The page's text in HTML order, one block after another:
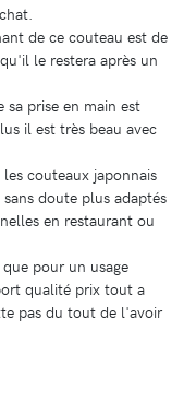
de ce couteau est de
le restera après un
prise en main est
il est très beau avec
couteaux japonnais
doute plus adaptés
en restaurant ou
pour un usage
qualité prix tout a
pas du tout de l'avoir